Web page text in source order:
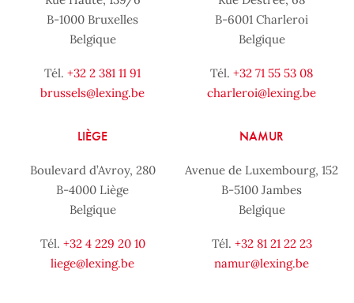
B-1000 Bruxelles
Belgique
Tél. +32 2 381 11 91
brussels@lexing.be
B-6001 Charleroi
Belgique
Tél. +32 71 55 53 08
charleroi@lexing.be
LIÈGE
Boulevard d’Avroy, 280
B-4000 Liège
Belgique
Tél. +32 4 229 20 10
liege@lexing.be
NAMUR
Avenue de Luxembourg, 152
B-5100 Jambes
Belgique
Tél. +32 81 21 22 23
namur@lexing.be